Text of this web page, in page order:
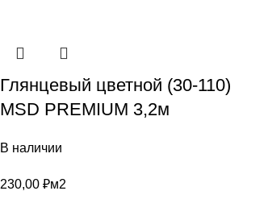
Глянцевый цветной (30-110)
MSD PREMIUM 3,2м
В наличии
230,00 ₽м2